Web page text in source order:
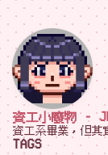
資工小廢物 -
資工系畢業，但其
TAGS